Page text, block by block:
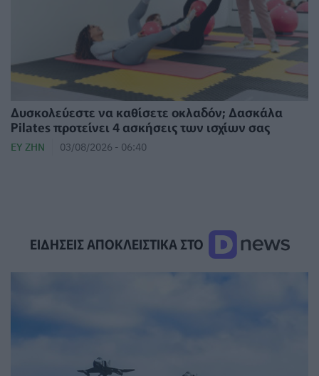
Δυσκολεύεστε να καθίσετε οκλαδόν; Δασκάλα
Pilates προτείνει 4 ασκήσεις των ισχίων σας
ΕΥ ΖΗΝ 03/08/2026 - 06:40
ΕΙΔΗΣΕΙΣ ΑΠΟΚΛΕΙΣΤΙΚΑ ΣΤΟ